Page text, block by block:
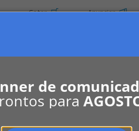
de
para
Cotar Anunciar
e regras